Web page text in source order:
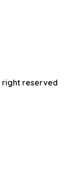
right reserved